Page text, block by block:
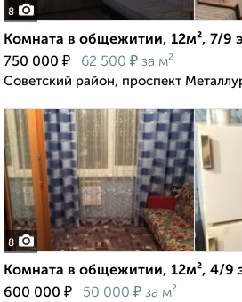
8
Комната в общежитии, 12м², 7/9
750 000 ₽ 62 500 ₽ за м²
Советский район, проспект
8
Комната в общежитии, 12м², 4/9
600 000 ₽ 50 000 ₽ за м²